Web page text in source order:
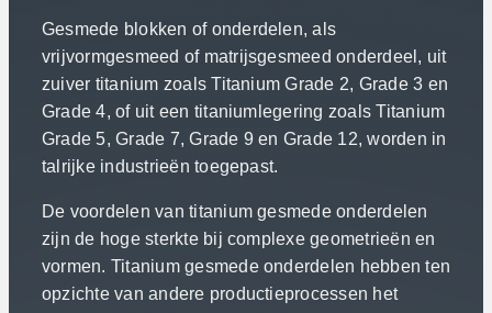
Gesmede blokken of onderdelen, als
vrijvormgesmeed of matrijsgesmeed onderdeel, uit
zuiver titanium zoals Titanium Grade 2, Grade 3 en
Grade 4, of uit een titaniumlegering zoals Titanium
Grade 5, Grade 7, Grade 9 en Grade 12, worden in
talrijke industrieën toegepast.
De voordelen van titanium gesmede onderdelen
zijn de hoge sterkte bij complexe geometrieën en
vormen. Titanium gesmede onderdelen hebben ten
opzichte van andere productieprocessen het